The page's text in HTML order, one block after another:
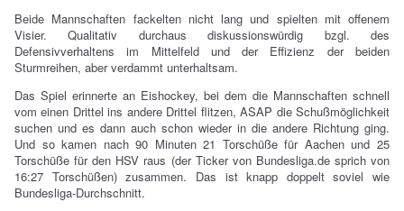
Beide Mannschaften fackelten nicht lang und spielten mit offenem
Visier. Qualitativ durchaus diskussionswürdig bzgl. des
Defensivverhaltens im Mittelfeld und der Effizienz der beiden
Sturmreihen, aber verdammt unterhaltsam.
Das Spiel erinnerte an Eishockey, bei dem die Mannschaften schnell
vom einen Drittel ins andere Drittel flitzen, ASAP die Schußmöglichkeit
suchen und es dann auch schon wieder in die andere Richtung ging.
Und so kamen nach 90 Minuten 21 Torschüße für Aachen und 25
Torschüße für den HSV raus (der Ticker von Bundesliga.de sprich von
16:27 Torschüßen) zusammen. Das ist knapp doppelt soviel wie
Bundesliga-Durchschnitt.